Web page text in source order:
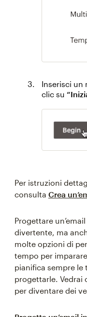
Inserisci un
clic su
Per istruzioni
consulta Crea
Progettare
divertente, ma
molte opzioni di
tempo per
pianifica sempre le
progettarle. Vedrai
per diventare dei